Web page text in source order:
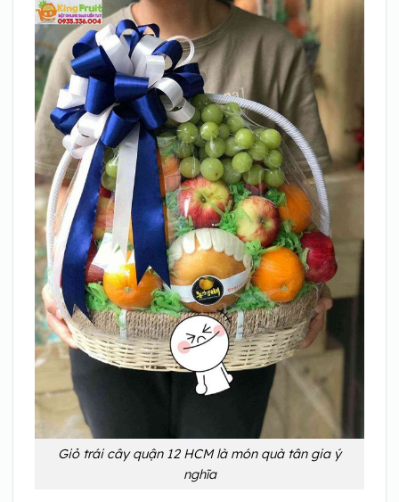
Giỏ trái cây quận 12 HCM là món quà tân gia ý
nghĩa